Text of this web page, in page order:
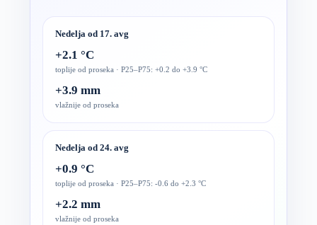
Nedelja od 17. avg
+2.1 °C
toplije od proseka · P25–P75: +0.2 do +3.9 °C
+3.9 mm
vlažnije od proseka
Nedelja od 24. avg
+0.9 °C
toplije od proseka · P25–P75: -0.6 do +2.3 °C
+2.2 mm
vlažnije od proseka